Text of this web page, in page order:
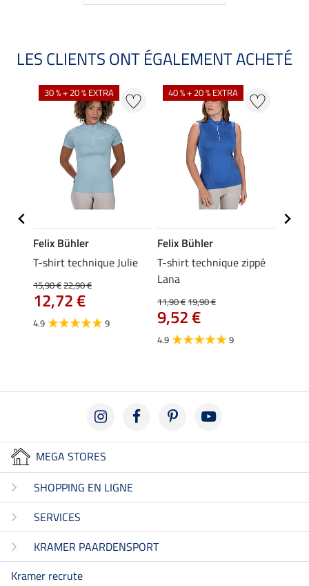
LES CLIENTS ONT ÉGALEMENT ACHETÉ
30 % + 20 % EXTRA
Felix Bühler
T-shirt technique Julie
15,90 €22,90 €
12,72 €
4.9 9
40 % + 20 % EXTRA
Felix Bühler
T-shirt technique zippé
Lana
11,90 €19,90 €
9,52 €
4.9 9
MEGA STORES
SHOPPING EN LIGNE
SERVICES
KRAMER PAARDENSPORT
Kramer recrute